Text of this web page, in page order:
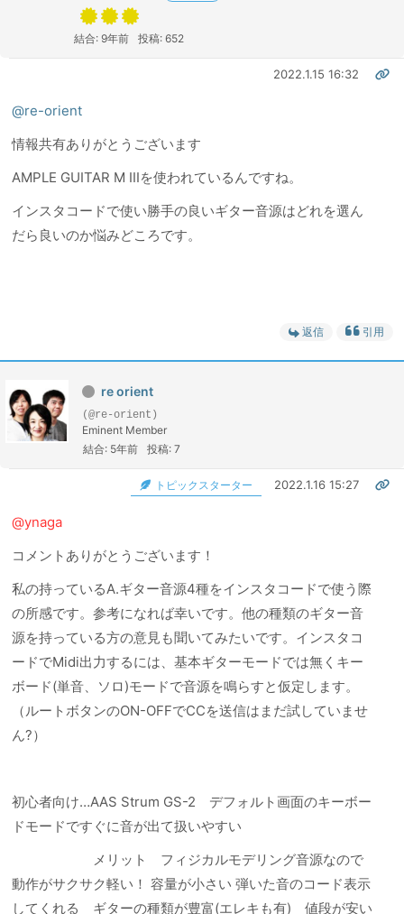
結合: 9年前 投稿: 652
2022.1.15 16:32
@re-orient
情報共有ありがとうございます
AMPLE GUITAR M IIIを使われているんですね。
インスタコードで使い勝手の良いギター音源はどれを選ん
だら良いのか悩みどころです。
返信 引用
re orient
(@re-orient)
Eminent Member
結合: 5年前
投稿: 7
トピックスターター 2022.1.16 15:27
@ynaga
コメントありがとうございます！
私の持っているA.ギター音源4種をインスタコードで使う際
の所感です。参考になれば幸いです。他の種類のギター音
源を持っている方の意見も聞いてみたいです。インスタコ
ードでMidi出力するには、基本ギターモードでは無くキー
ボード(単音、ソロ)モードで音源を鳴らすと仮定します。
（ルートボタンのON-OFFでCCを送信はまだ試していませ
ん?）
初心者向け…AAS Strum GS-2 デフォルト画面のキーボー
ドモードですぐに音が出て扱いやすい
メリット フィジカルモデリング音源なので
動作がサクサク軽い！ 容量が小さい 弾いた音のコード表示
してくれる ギターの種類が豊富(エレキも有) 値段が安い